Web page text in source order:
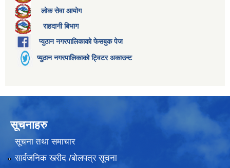
लोक सेवा आयोग
राहदानी बिभाग
प्युठान नगरपालिकाको फेसबुक पेज
प्युठान नगरपालिकाको ट्विटर अकाउन्ट
सूचनाहरु
सूचना तथा समाचार
सार्वजनिक खरीद /बोलपत्र सूचना